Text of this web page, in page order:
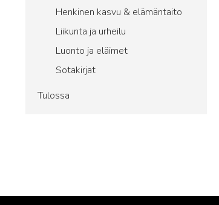
Henkinen kasvu & elämäntaito
Liikunta ja urheilu
Luonto ja eläimet
Sotakirjat
Tulossa